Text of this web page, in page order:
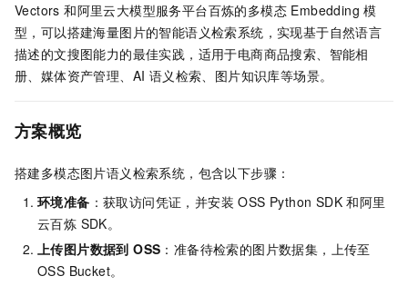
Vectors 和阿里云大模型服务平台百炼的多模态 Embedding 模
型，可以搭建海量图片的智能语义检索系统，实现基于自然语言
描述的文搜图能力的最佳实践，适用于电商商品搜索、智能相
册、媒体资产管理、AI 语义检索、图片知识库等场景。
方案概览
搭建多模态图片语义检索系统，包含以下步骤：
环境准备 ：获取访问凭证，并安装 OSS Python SDK 和阿里
云百炼 SDK。
上传图片数据到 OSS ：准备待检索的图片数据集，上传至
OSS Bucket。